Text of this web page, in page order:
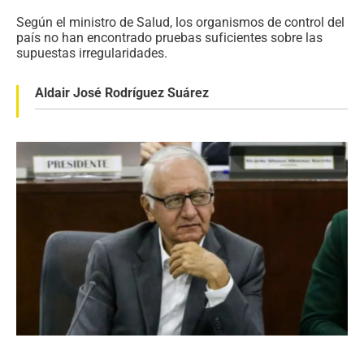
Según el ministro de Salud, los organismos de control del
país no han encontrado pruebas suficientes sobre las
supuestas irregularidades.
Aldair José Rodríguez Suárez